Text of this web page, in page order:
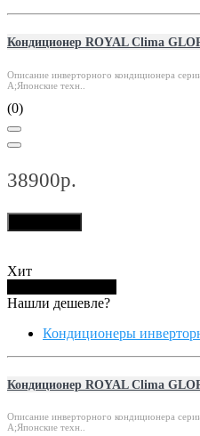
Кондиционер ROYAL Clima
Описание инверторного кондиционера
А;Японские техн..
(0)
38900р.
Хит
Нашли дешевле?
Кондиционеры
Кондиционер ROYAL Clima
Описание инверторного кондиционера
А;Японские техн..